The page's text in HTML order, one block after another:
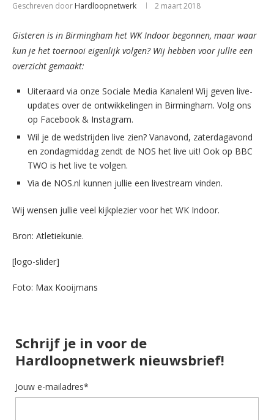
Geschreven door Hardloopnetwerk 2 maart 2018
Gisteren is in Birmingham het WK Indoor begonnen, maar waar
kun je het toernooi eigenlijk volgen? Wij hebben voor jullie een
overzicht gemaakt:
Uiteraard via onze Sociale Media Kanalen! Wij geven live-
updates over de ontwikkelingen in Birmingham. Volg ons
op Facebook & Instagram.
Wil je de wedstrijden live zien? Vanavond, zaterdagavond
en zondagmiddag zendt de NOS het live uit! Ook op BBC
TWO is het live te volgen.
Via de NOS.nl kunnen jullie een livestream vinden.
Wij wensen jullie veel kijkplezier voor het WK Indoor.
Bron: Atletiekunie.
[logo-slider]
Foto: Max Kooijmans
Schrijf je in voor de
Hardloopnetwerk nieuwsbrief!
Jouw e-mailadres*